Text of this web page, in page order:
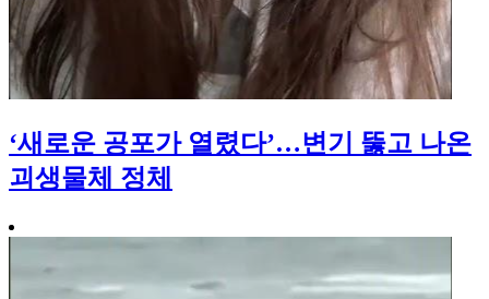
‘새로운 공포가 열렸다’…변기 뚫고 나온
괴생물체 정체